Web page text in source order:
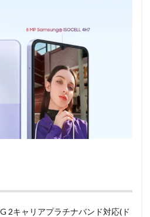
2キャリアプラチナバンド対応(ド